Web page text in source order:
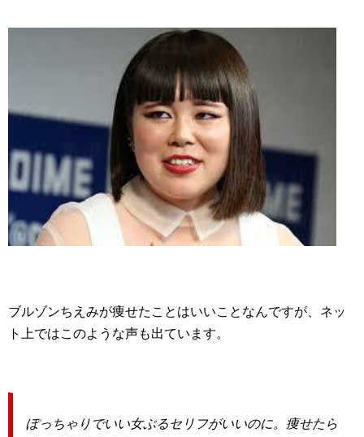
ブルゾンちえみが痩せたことはいいことなんですが、ネッ
ト上ではこのような声も出ています。
ぽっちゃりでいい女ぶるセリフがいいのに。痩せたら